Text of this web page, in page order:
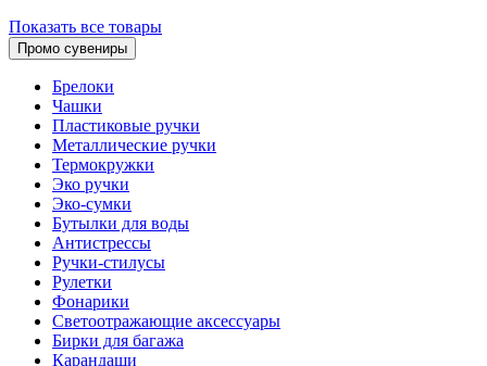
Показать все товары
Промо сувениры
Брелоки
Чашки
Пластиковые ручки
Металлические ручки
Термокружки
Эко ручки
Эко-сумки
Бутылки для воды
Антистрессы
Ручки-стилусы
Рулетки
Фонарики
Светоотражающие аксессуары
Бирки для багажа
Карандаши